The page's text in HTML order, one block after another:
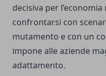
decisiva per
confrontarsi con
mutamento e con un
impone alle aziende
adattamento.